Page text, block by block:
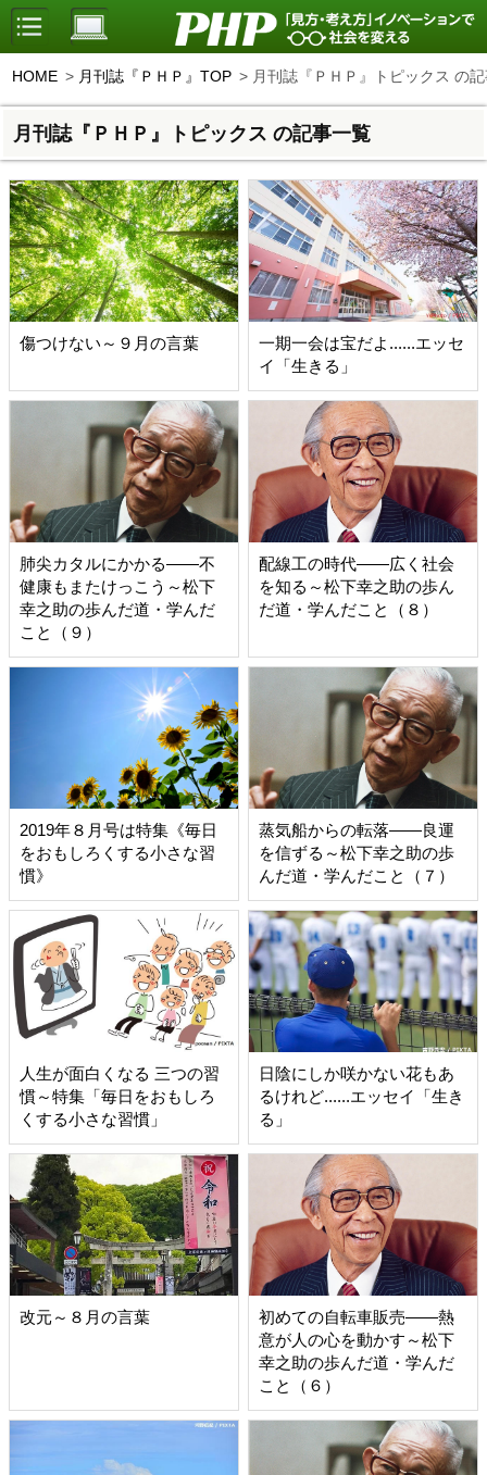
HOME 月刊誌『ＰＨＰ』TOP 月刊誌『ＰＨＰ』トピックス の
月刊誌『ＰＨＰ』トピックス の記事一覧
傷つけない～９月の言葉
一期一会は宝だよ......エッセ
イ「生きる」
肺尖カタルにかかる――不
健康もまたけっこう～松下
幸之助の歩んだ道・学んだ
こと（９）
配線工の時代――広く社会
を知る～松下幸之助の歩ん
だ道・学んだこと（８）
2019年８月号は特集《毎日
をおもしろくする小さな習
慣》
蒸気船からの転落――良運
を信ずる～松下幸之助の歩
んだ道・学んだこと（７）
人生が面白くなる 三つの習
慣～特集「毎日をおもしろ
くする小さな習慣」
日陰にしか咲かない花もあ
るけれど......エッセイ「生き
る」
改元～８月の言葉
初めての自転車販売――熱
意が人の心を動かす～松下
幸之助の歩んだ道・学んだ
こと（６）